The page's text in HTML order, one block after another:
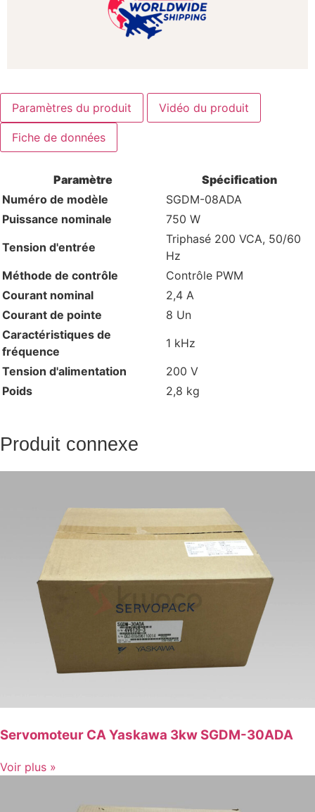
Paramètres du produit Vidéo du produit
Fiche de données
Paramètre
Spécification
Numéro de modèle
SGDM-08ADA
Puissance nominale
750 W
Tension d'entrée
Triphasé 200 VCA, 50/60
Hz
Méthode de contrôle
Contrôle PWM
Courant nominal
2,4 A
Courant de pointe
8 Un
Caractéristiques de
fréquence
1 kHz
Tension d'alimentation
200 V
Poids
2,8 kg
Produit connexe
Servomoteur CA Yaskawa 3kw SGDM-30ADA
Voir plus »